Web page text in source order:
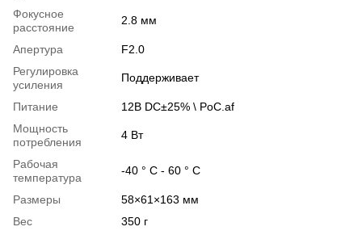
Фокусное
расстояние
2.8 мм
Апертура
F2.0
Регулировка
усиления
Поддерживает
Питание
12В DC±25% \ PoC.af
Мощность
потребления
4 Вт
Рабочая
температура
-40 ° C - 60 ° C
Размеры
58×61×163 мм
Вес
350 г